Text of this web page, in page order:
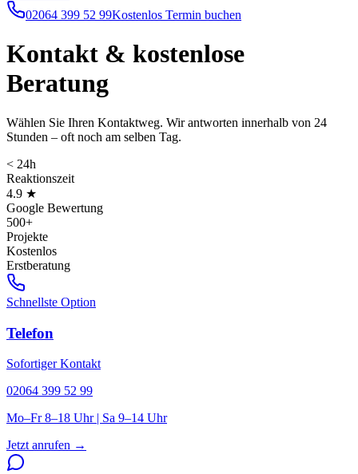
02064 399 52 99Kostenlos Termin buchen
Kontakt & kostenlose
Beratung
Wählen Sie Ihren Kontaktweg. Wir antworten innerhalb von 24
Stunden – oft noch am selben Tag.
< 24h
Reaktionszeit
4.9 ★
Google Bewertung
500+
Projekte
Kostenlos
Erstberatung
Schnellste Option
Telefon
Sofortiger Kontakt
02064 399 52 99
Mo–Fr 8–18 Uhr | Sa 9–14 Uhr
Jetzt anrufen →